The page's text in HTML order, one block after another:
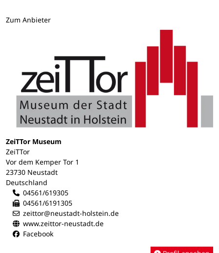
Zum Anbieter
ZeiTTor Museum
ZeiTTor
Vor dem Kemper Tor 1
23730 Neustadt
Deutschland
04561/619305
04561/6191305
zeittor@neustadt-holstein.de
www.zeittor-neustadt.de
Facebook